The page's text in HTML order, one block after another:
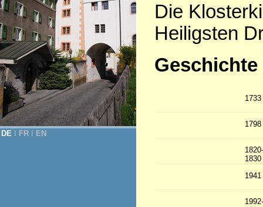
DE FR EN
Die
Heiligsten
1733
1798
1820-
1830
1941
1992-